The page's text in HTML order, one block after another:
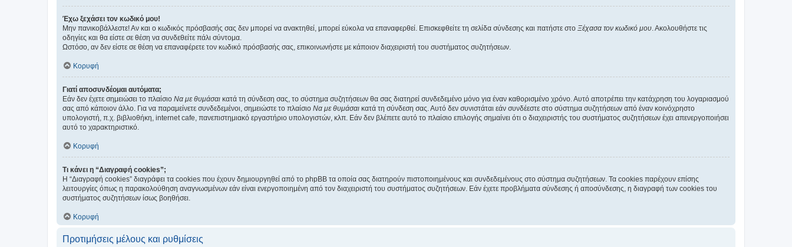
Έχω ξεχάσει τον κωδικό μου!
Μην πανικοβάλλεστε! Αν και ο κωδικός πρόσβασής σας δεν μπορεί να ανακτηθεί, μπορεί εύκολα να επαναφερθεί. Επισκεφθείτε τη σελίδα σύνδεσης και πατήστε στο Ξέχασα τον κωδικό μου. Ακολουθήστε τις
οδηγίες και θα είστε σε θέση να συνδεθείτε πάλι σύντομα.
Ωστόσο, αν δεν είστε σε θέση να επαναφέρετε τον κωδικό πρόσβασής σας, επικοινωνήστε με κάποιον διαχειριστή του συστήματος συζητήσεων.
Κορυφή
Γιατί αποσυνδέομαι αυτόματα;
Εάν δεν έχετε σημειώσει το πλαίσιο Να με θυμάσαι κατά τη σύνδεση σας, το σύστημα συζητήσεων θα σας διατηρεί συνδεδεμένο μόνο για έναν καθορισμένο χρόνο. Αυτό αποτρέπει την κατάχρηση του λογαριασμού
σας από κάποιον άλλο. Για να παραμείνετε συνδεδεμένοι, σημειώστε το πλαίσιο Να με θυμάσαι κατά τη σύνδεση σας. Αυτό δεν συνιστάται εάν συνδέεστε στο σύστημα συζητήσεων από έναν κοινόχρηστο
υπολογιστή, π.χ. βιβλιοθήκη, internet cafe, πανεπιστημιακό εργαστήριο υπολογιστών, κλπ. Εάν δεν βλέπετε αυτό το πλαίσιο επιλογής σημαίνει ότι ο διαχειριστής του συστήματος συζητήσεων έχει απενεργοποιήσει
αυτό το χαρακτηριστικό.
Κορυφή
Τι κάνει η “Διαγραφή cookies”;
Η “Διαγραφή cookies” διαγράφει τα cookies που έχουν δημιουργηθεί από το phpBB τα οποία σας διατηρούν πιστοποιημένους και συνδεδεμένους στο σύστημα συζητήσεων. Τα cookies παρέχουν επίσης
λειτουργίες όπως η παρακολούθηση αναγνωσμένων εάν είναι ενεργοποιημένη από τον διαχειριστή του συστήματος συζητήσεων. Εάν έχετε προβλήματα σύνδεσης ή αποσύνδεσης, η διαγραφή των cookies του
συστήματος συζητήσεων ίσως βοηθήσει.
Κορυφή
Προτιμήσεις μέλους και ρυθμίσεις